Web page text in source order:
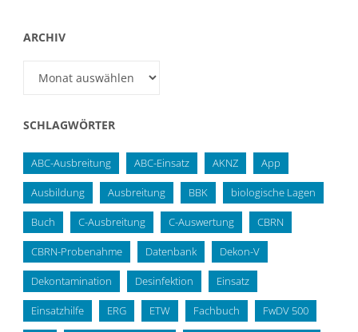
ARCHIV
SCHLAGWÖRTER
ABC-Ausbreitung ABC-Einsatz AKNZ App
Ausbildung Ausbreitung BBK biologische Lagen
Buch C-Ausbreitung C-Auswertung CBRN
CBRN-Probenahme Datenbank Dekon-V
Dekontamination Desinfektion Einsatz
Einsatzhilfe ERG ETW Fachbuch FwDV 500